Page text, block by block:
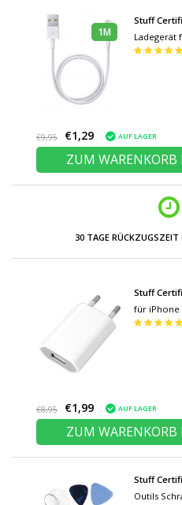
1M
Stuff
Ladegerät
Datenkabel
€9,95 €1,29 AUF LAGER
ZUM
30 TAGE RÜCKZUGSZEIT
Stuff
für iPhone
USB AC
€8,95 €1,99 AUF LAGER
ZUM
Stuff
Outils